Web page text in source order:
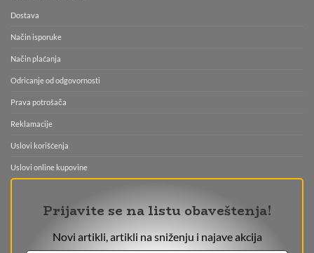
Dostava
Način isporuke
Način plaćanja
Odricanje od odgovornosti
Prava potrošača
Reklamacije
Uslovi korišćenja
Uslovi online kupovine
Prijavite se na listu obaveštenja!
Novi artikli, artikli na sniženju i najave akcija